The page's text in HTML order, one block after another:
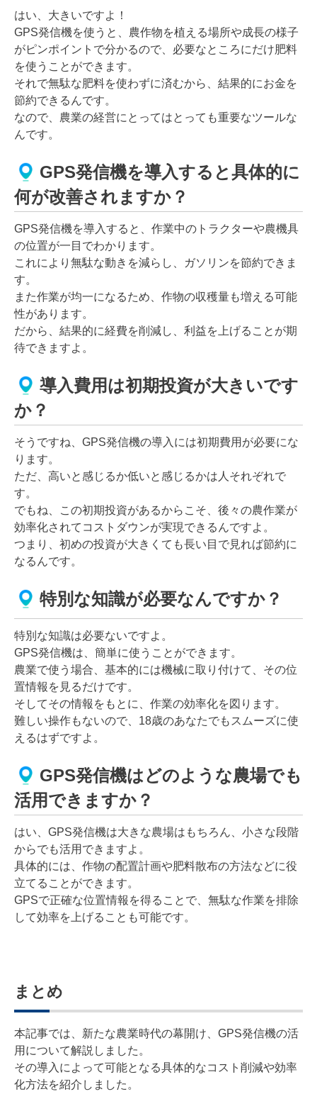
はい、大きいですよ！
GPS発信機を使うと、農作物を植える場所や成長の様子
がピンポイントで分かるので、必要なところにだけ肥料
を使うことができます。
それで無駄な肥料を使わずに済むから、結果的にお金を
節約できるんです。
なので、農業の経営にとってはとっても重要なツールな
んです。
GPS発信機を導入すると具体的に
何が改善されますか？
GPS発信機を導入すると、作業中のトラクターや農機具
の位置が一目でわかります。
これにより無駄な動きを減らし、ガソリンを節約できま
す。
また作業が均一になるため、作物の収穫量も増える可能
性があります。
だから、結果的に経費を削減し、利益を上げることが期
待できますよ。
導入費用は初期投資が大きいです
か？
そうですね、GPS発信機の導入には初期費用が必要にな
ります。
ただ、高いと感じるか低いと感じるかは人それぞれで
す。
でもね、この初期投資があるからこそ、後々の農作業が
効率化されてコストダウンが実現できるんですよ。
つまり、初めの投資が大きくても長い目で見れば節約に
なるんです。
特別な知識が必要なんですか？
特別な知識は必要ないですよ。
GPS発信機は、簡単に使うことができます。
農業で使う場合、基本的には機械に取り付けて、その位
置情報を見るだけです。
そしてその情報をもとに、作業の効率化を図ります。
難しい操作もないので、18歳のあなたでもスムーズに使
えるはずですよ。
GPS発信機はどのような農場でも
活用できますか？
はい、GPS発信機は大きな農場はもちろん、小さな段階
からでも活用できますよ。
具体的には、作物の配置計画や肥料散布の方法などに役
立てることができます。
GPSで正確な位置情報を得ることで、無駄な作業を排除
して効率を上げることも可能です。
まとめ
本記事では、新たな農業時代の幕開け、GPS発信機の活
用について解説しました。
その導入によって可能となる具体的なコスト削減や効率
化方法を紹介しました。